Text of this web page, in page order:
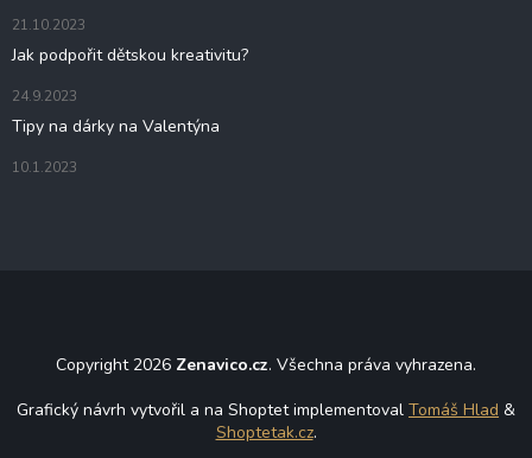
21.10.2023
Jak podpořit dětskou kreativitu?
24.9.2023
Tipy na dárky na Valentýna
10.1.2023
Copyright 2026 Zenavico.cz. Všechna práva vyhrazena.
Grafický návrh vytvořil a na Shoptet implementoval Tomáš Hlad &
Shoptetak.cz.